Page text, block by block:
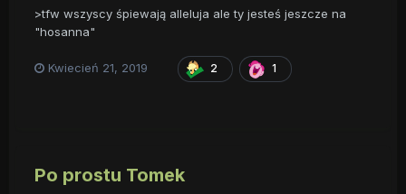
>tfw wszyscy śpiewają alleluja ale ty jesteś jeszcze na
"hosanna"
Kwiecień 21, 2019 2 1
Po prostu Tomek